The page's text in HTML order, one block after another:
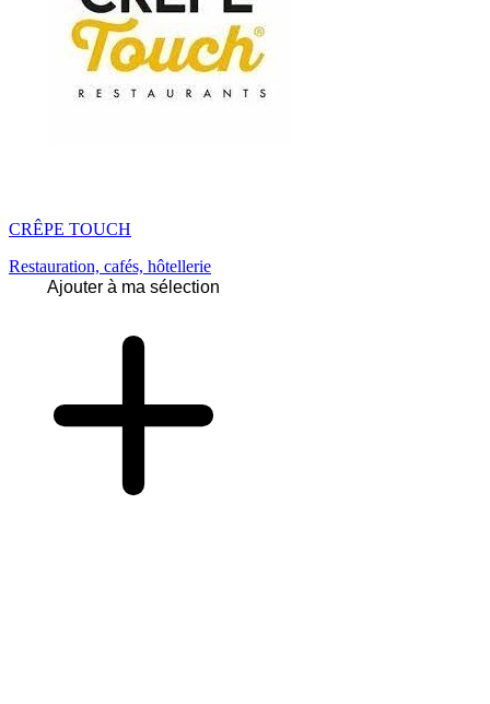
CRÊPE TOUCH
Restauration, cafés, hôtellerie
Ajouter à ma sélection